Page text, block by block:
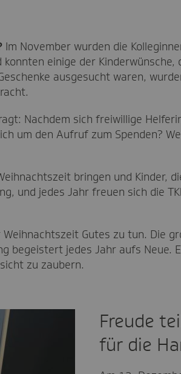
Im November wurden die
konnten einige der
ausgesucht waren,
Nachdem sich freiwillige
um den Aufruf zum Spenden?
bringen und Kinder,
und jedes Jahr freuen sich die
Gutes zu tun. Die
begeistert jedes Jahr aufs Neue.
zu zaubern.
Freude
für die